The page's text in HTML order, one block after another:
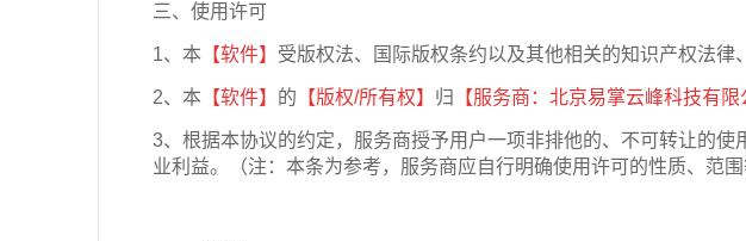
三、使用许可
1、本 【软件】 受版权法、国际版权条约以及其他相关的知识产权法律
2、本 【软件】 的 【版权/所有权】 归 【服务商：北京易掌云峰科技有限
3、根据本协议的约定，服务商授予用户一项非排他的、不可转让的使
业利益。（注：本条为参考，服务商应自行明确使用许可的性质、范围